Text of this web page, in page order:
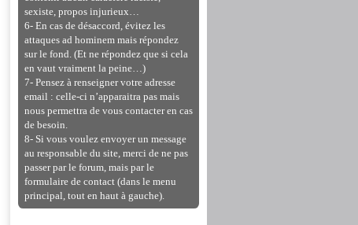
sexiste, propos injurieux…
6- En cas de désaccord, évitez les
attaques ad hominem mais répondez
sur le fond. (Et ne répondez que si cela
en vaut vraiment la peine…)
7- Pensez à renseigner votre adresse
email : celle-ci n’apparaitra pas mais
nous permettra de vous contacter en cas
de besoin.
8- Si vous voulez envoyer un message
au responsable du site, merci de ne pas
passer par le forum, mais par le
formulaire de contact (dans le menu
principal, tout en haut à gauche).